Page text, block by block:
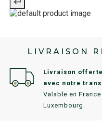
LIVRAISON
Livraison
avec notre
Valable en
Luxembourg.